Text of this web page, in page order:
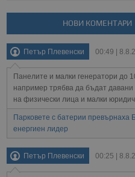
НОВИ КОМЕНТАРИ
Петър Плевенски 00:49 |
Панелите и малки генератори до
например трябва да бъдат давани
на физически лица и малки
Парковете с батерии превърнаха
енергиен лидер
Петър Плевенски 00:25 |
с
на
на сайта.
взаимодействия
и потребителския
събиране на данни
за
се
на тестване.
данни,
на посещенията,
били заредени.
опит.
тя може
новата или
която е
в целия
на социалните